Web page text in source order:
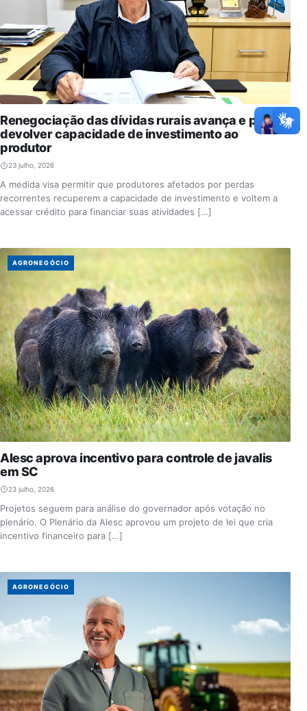
Renegociação das dívidas rurais avança e pode
devolver capacidade de investimento ao
produtor
23 julho, 2026
A medida visa permitir que produtores afetados por perdas
recorrentes recuperem a capacidade de investimento e voltem a
acessar crédito para financiar suas atividades […]
AGRONEGÓCIO
Alesc aprova incentivo para controle de javalis
em SC
23 julho, 2026
Projetos seguem para análise do governador após votação no
plenário. O Plenário da Alesc aprovou um projeto de lei que cria
incentivo financeiro para […]
AGRONEGÓCIO